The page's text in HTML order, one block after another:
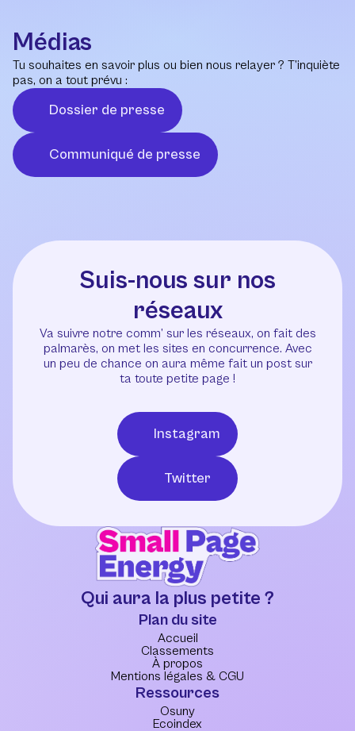
Médias
Tu souhaites en savoir plus ou bien nous relayer ? T’inquiète
pas, on a tout prévu :
Dossier de presse
Communiqué de presse
Suis-nous sur nos
réseaux
Va suivre notre comm’ sur les réseaux, on fait des
palmarès, on met les sites en concurrence. Avec
un peu de chance on aura même fait un post sur
ta toute petite page !
Instagram
Twitter
Qui aura la plus petite ?
Plan du site
Accueil
Classements
À propos
Mentions légales & CGU
Ressources
Osuny
Ecoindex